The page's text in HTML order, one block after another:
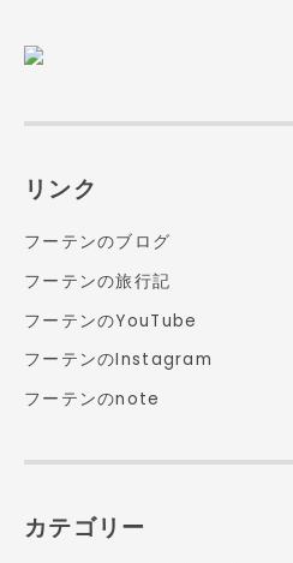
リンク
フーテンのブログ
フーテンの旅行記
フーテンのYouTube
フーテンのInstagram
フーテンのnote
カテゴリー